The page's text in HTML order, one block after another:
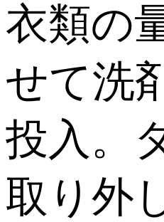
衣類の
せて洗
投入。
取り外